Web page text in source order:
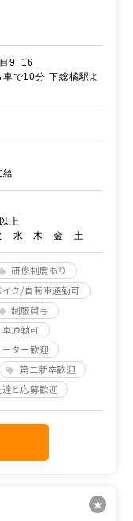
9−16
で10分 下総橘駅よ
給
上
火 水 木 金 土
研修制度あり
イク/自転車通勤可
制服貸与
車通勤可
ーター歓迎
第二新卒歓迎
達と応募歓迎